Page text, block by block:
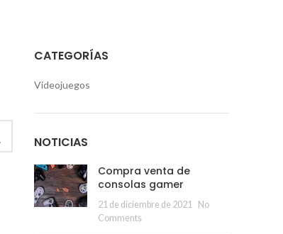
CATEGORÍAS
Videojuegos
NOTICIAS
Compra venta de
consolas gamer
21 de diciembre de 2021
No
Comments